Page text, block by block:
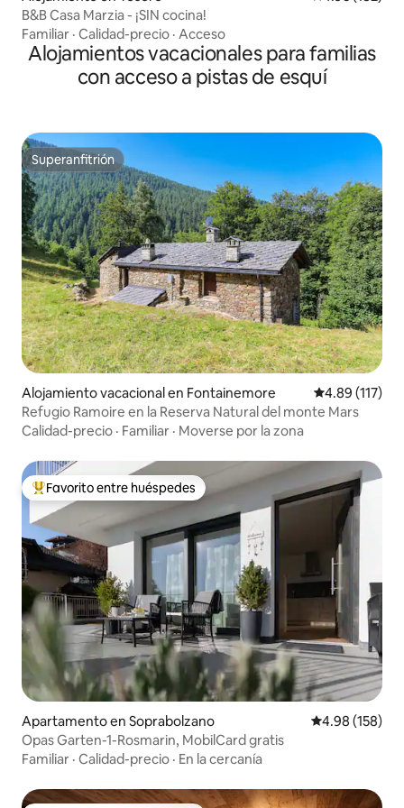
B&B Casa Marzia - ¡SIN cocina!
Familiar · Calidad-precio · Acceso
Alojamientos vacacionales para familias
con acceso a pistas de esquí
Superanfitrión
Superanfitrión
Alojamiento vacacional en Fontainemore Calificación
4.89 (117)
Refugio Ramoire en la Reserva Natural del monte Mars
Calidad-precio · Familiar · Moverse por la zona
Favorito entre huéspedes preferido
Favorito entre huéspedes
Apartamento en Soprabolzano Calificación
4.98 (158)
Opas Garten-1-Rosmarin, MobilCard gratis
Familiar · Calidad-precio · En la cercanía